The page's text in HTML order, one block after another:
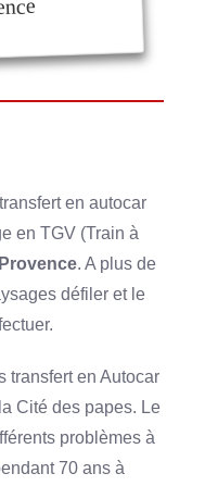
en autocar
en TGV (Train à
Provence. A plus de
défiler et le
transfert en Autocar
Cité des papes. Le
problèmes à
70 ans à